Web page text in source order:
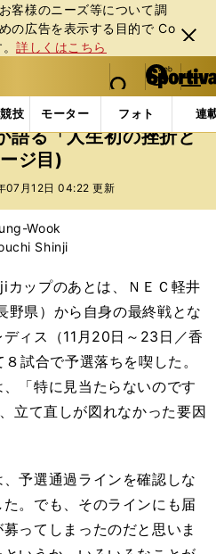
客様のニーズ等について調
の広告を表⽰する⽬的で Co
。詳しくはこちら
閉じ
る
web Sportiva (webスポルティーバ)
検索
マイペ
ー
ジ
メニュ
技 モーター フォト 連
ルフ 女子ゴルフ 【ゴルフ
語る「人生初の挫折と
ジ目)
07月12日 04:22 更新
Wook
Shinji
ップのあとは、ＮＥＣ軽井
野県）から自身の最終戦とな
ィス（11月20日～23日／香
試合で予選落ちを喫した。
「特に見当たらないのです
立て直しが図れなかった要因
、予選通過ラインを確認しな
。でも、そのラインにも届
ってしまったのだと思いま